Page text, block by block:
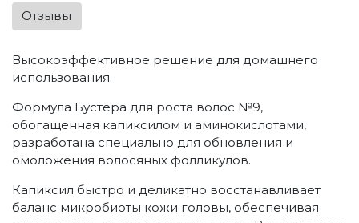
Отзывы
Высокоэффективное решение для домашнего
использования.
Формула Бустера для роста волос №9,
обогащенная капиксилом и аминокислотами,
разработана специально для обновления и
омоложения волосяных фолликулов.
Капиксил быстро и деликатно восстанавливает
баланс микробиоты кожи головы, обеспечивая